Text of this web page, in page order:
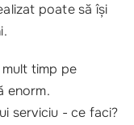
poate să își
timp pe
enorm.
serviciu - ce faci?